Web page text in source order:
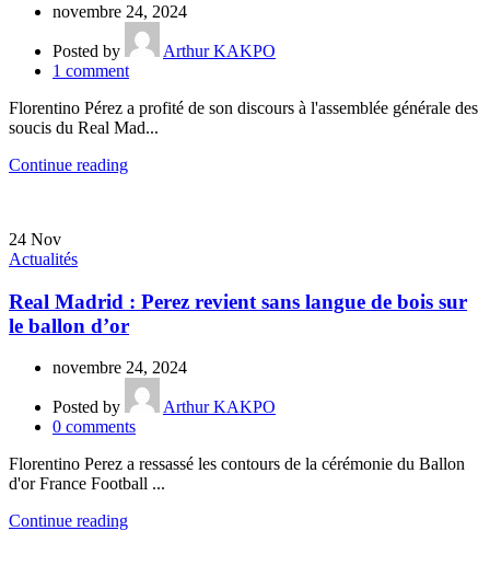
novembre 24, 2024
Posted by
Arthur KAKPO
1 comment
Florentino Pérez a profité de son discours à l'assemblée générale des
soucis du Real Mad...
Continue reading
24 Nov
Actualités
Real Madrid : Perez revient sans langue de bois sur
le ballon d’or
novembre 24, 2024
Posted by
Arthur KAKPO
0 comments
Florentino Perez a ressassé les contours de la cérémonie du Ballon
d'or France Football ...
Continue reading